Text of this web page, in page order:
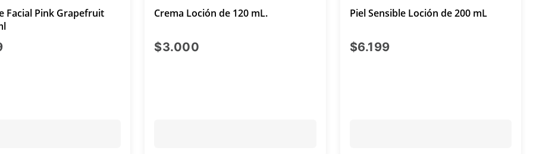
Facial Pink Grapefruit
precio actual $8.999
Crema Loción de 120 mL.
$3.000
Piel Sensible Loción de 200 mL
$6.199precio actual $6.199